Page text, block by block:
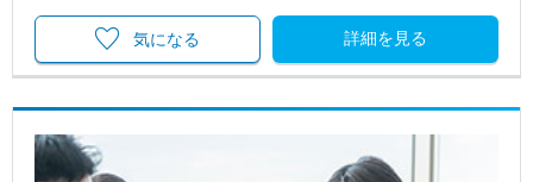
詳細を見る
気になる